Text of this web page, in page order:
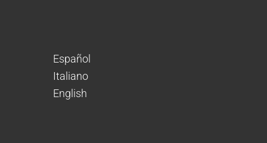
Español
Italiano
English